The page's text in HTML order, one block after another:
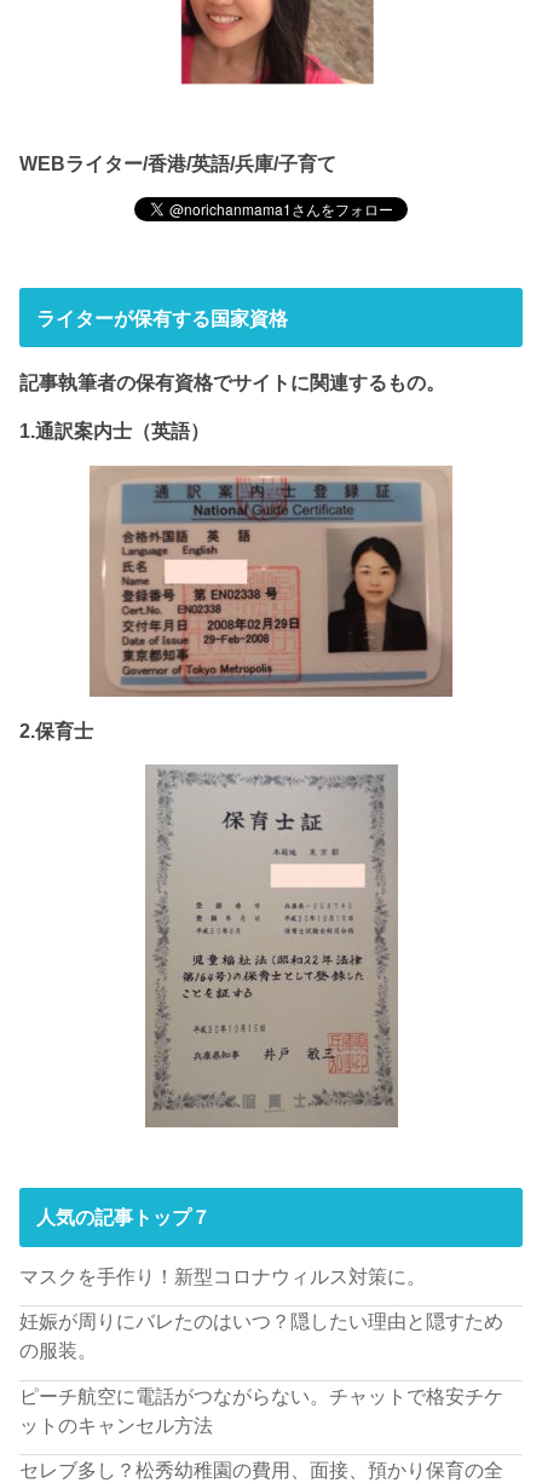
WEBライター/香港/英語/兵庫/子育て
ライターが保有する国家資格
記事執筆者の保有資格でサイト に関連するもの。
1.通訳案内士（英語）
2.保育士
人気の記事トップ７
マスクを手作り！新型コロナウィルス対策に。
妊娠が周りにバレたのはいつ？隠したい理由と隠すため
の服装。
ピーチ航空に電話がつながらない。チャットで格安チケ
ットのキャンセル方法
セレブ多し？松秀幼稚園の費用、面接、預かり保育の全